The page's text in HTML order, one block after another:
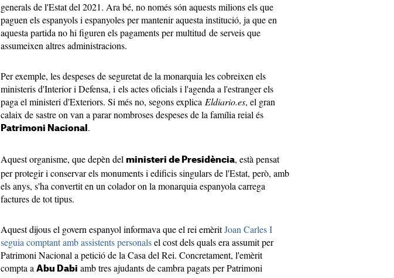
generals de l'Estat del 2021. Ara bé, no només són aquests milions els que
paguen els espanyols i espanyoles per mantenir aquesta institució, ja que en
aquesta partida no hi figuren els pagaments per multitud de serveis que
assumeixen altres administracions.
Per exemple, les despeses de seguretat de la monarquia les cobreixen els
ministeris d'Interior i Defensa, i els actes oficials i l'agenda a l'estranger els
paga el ministeri d'Exteriors. Si més no, segons explica Eldiario.es, el gran
calaix de sastre on van a parar nombroses despeses de la família reial és
Patrimoni Nacional .
Aquest organisme, que depèn del ministeri de Presidència, està pensat
per protegir i conservar els monuments i edificis singulars de l'Estat, però, amb
els anys, s'ha convertit en un colador on la monarquia espanyola carrega
factures de tot tipus.
Aquest dijous el govern espanyol informava que el rei emèritJoan Carles I
seguia comptant amb assistents personalsel cost dels quals era assumit per
Patrimoni Nacional a petició de la Casa del Rei. Concretament, l'emèrit
compta a Abu Dabi amb tres ajudants de cambra pagats per Patrimoni